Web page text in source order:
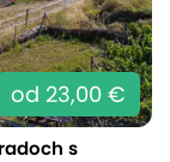
od 23,00 €
s